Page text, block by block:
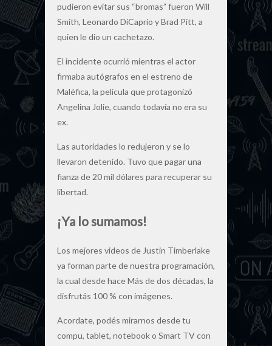
pudieron evitar sus “bromas” fueron Will
Smith, Leonardo DiCaprio y Brad Pitt, a
quien le dio un cachetazo.
El incidente ocurrió mientras el actor
firmaba autógrafos en el estreno de
Maléfica, la película que protagonizó
Angelina Jolie, cuando todavía no era su
ex.
Las autoridades lo redujeron y se lo
llevaron detenido. Tuvo que pagar una
fianza de 20 mil dólares para recuperar su
libertad.
¡Ya lo sumamos!
Los mejores videos de Justin Timberlake
ya forman parte de nuestra programación,
la cual desde hace Más de dos décadas, la
disfrutás 100 % con imágenes.
Acordate, podés mirarnos desde tu
compu, tablet, notebook o Smart TV con